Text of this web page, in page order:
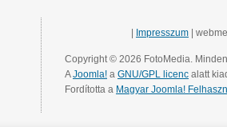
Impresszum |
Copyright © 2026 FotoMedia.
AJoomla! a GNU/GPL licenc alatt
Fordította a Magyar Joomla!